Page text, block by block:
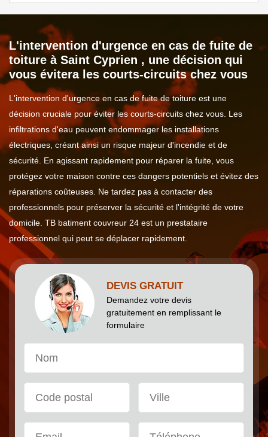
L'intervention d'urgence en cas de fuite de
toiture à Saint Cyprien , une décision qui
vous évitera les courts-circuits chez vous
L'intervention d'urgence en cas de fuite de toiture est une
décision cruciale pour éviter les courts-circuits chez vous. Les
infiltrations d'eau peuvent endommager les installations
électriques, créant ainsi un risque majeur d'incendie et de
sécurité. En agissant rapidement pour réparer la fuite, vous
protégez votre maison contre ces dangers potentiels et évitez des
réparations coûteuses. Ne tardez pas à contacter des
professionnels pour préserver la sécurité et l'intégrité de votre
domicile. TB batiment couvreur 24 est un prestataire
professionnel qui peut se déplacer rapidement.
DEVIS GRATUIT
Demandez votre devis
gratuitement en remplissant le
formulaire